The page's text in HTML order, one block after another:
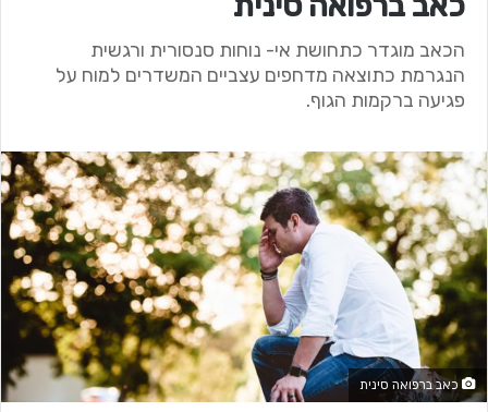
הכאב מוגדר כתחושת אי- נוחות סנסורית ורגשית
הנגרמת כתוצאה מדחפים עצביים המשדרים למוח על
פגיעה ברקמות הגוף.
כאב ברפואה סינית